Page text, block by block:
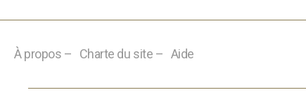
À propos – Charte du site – Aide